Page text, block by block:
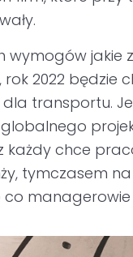
jakie
2022 będzie
transportu.
każdy chce
tymczasem
managerowie